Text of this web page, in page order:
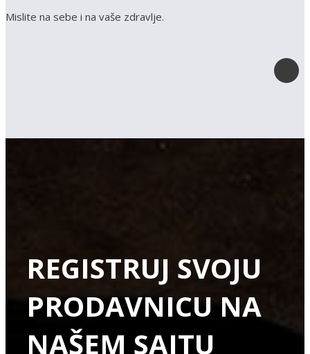
Mislite na sebe i na vaše zdravlje.
REGISTRUJ SVOJU
PRODAVNICU NA
NAŠEM SAJTU